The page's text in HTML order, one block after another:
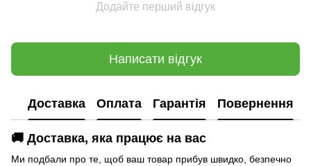
Додайте перший відгук
Написати відгук
Доставка Оплата Гарантія Повернення
🚚 Доставка, яка працює на вас
Ми подбали про те, щоб ваш товар прибув швидко, безпечно